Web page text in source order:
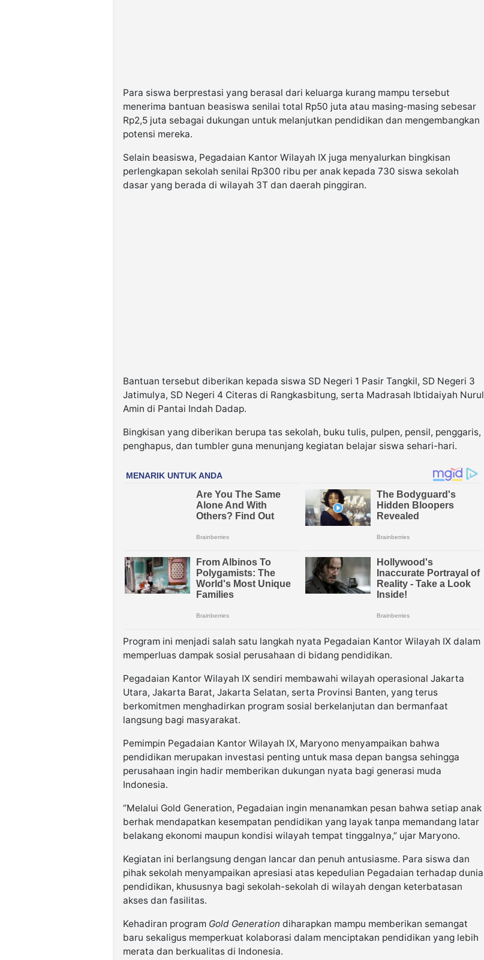
Para siswa berprestasi yang berasal dari keluarga kurang mampu tersebut
menerima bantuan beasiswa senilai total Rp50 juta atau masing-masing sebesar
Rp2,5 juta sebagai dukungan untuk melanjutkan pendidikan dan mengembangkan
potensi mereka.
Selain beasiswa, Pegadaian Kantor Wilayah IX juga menyalurkan bingkisan
perlengkapan sekolah senilai Rp300 ribu per anak kepada 730 siswa sekolah
dasar yang berada di wilayah 3T dan daerah pinggiran.
Bantuan tersebut diberikan kepada siswa SD Negeri 1 Pasir Tangkil, SD Negeri 3
Jatimulya, SD Negeri 4 Citeras di Rangkasbitung, serta Madrasah Ibtidaiyah Nurul
Amin di Pantai Indah Dadap.
Bingkisan yang diberikan berupa tas sekolah, buku tulis, pulpen, pensil, penggaris,
penghapus, dan tumbler guna menunjang kegiatan belajar siswa sehari-hari.
Program ini menjadi salah satu langkah nyata Pegadaian Kantor Wilayah IX dalam
memperluas dampak sosial perusahaan di bidang pendidikan.
Pegadaian Kantor Wilayah IX sendiri membawahi wilayah operasional Jakarta
Utara, Jakarta Barat, Jakarta Selatan, serta Provinsi Banten, yang terus
berkomitmen menghadirkan program sosial berkelanjutan dan bermanfaat
langsung bagi masyarakat.
Pemimpin Pegadaian Kantor Wilayah IX, Maryono menyampaikan bahwa
pendidikan merupakan investasi penting untuk masa depan bangsa sehingga
perusahaan ingin hadir memberikan dukungan nyata bagi generasi muda
Indonesia.
“Melalui Gold Generation, Pegadaian ingin menanamkan pesan bahwa setiap anak
berhak mendapatkan kesempatan pendidikan yang layak tanpa memandang latar
belakang ekonomi maupun kondisi wilayah tempat tinggalnya,” ujar Maryono.
Kegiatan ini berlangsung dengan lancar dan penuh antusiasme. Para siswa dan
pihak sekolah menyampaikan apresiasi atas kepedulian Pegadaian terhadap dunia
pendidikan, khususnya bagi sekolah-sekolah di wilayah dengan keterbatasan
akses dan fasilitas.
Kehadiran program Gold Generation diharapkan mampu memberikan semangat
baru sekaligus memperkuat kolaborasi dalam menciptakan pendidikan yang lebih
merata dan berkualitas di Indonesia.